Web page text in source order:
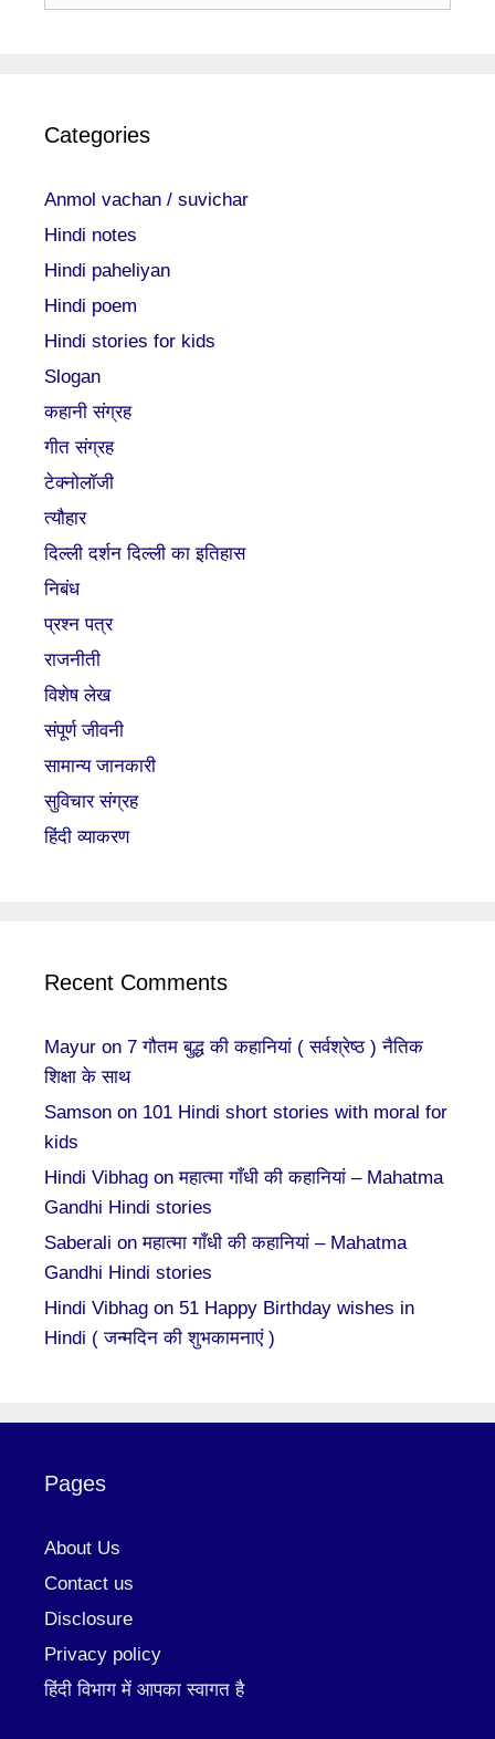
Categories
Anmol vachan / suvichar
Hindi notes
Hindi paheliyan
Hindi poem
Hindi stories for kids
Slogan
कहानी संग्रह
गीत संग्रह
टेक्नोलॉजी
त्यौहार
दिल्ली दर्शन दिल्ली का इतिहास
निबंध
प्रश्न पत्र
राजनीती
विशेष लेख
संपूर्ण जीवनी
सामान्य जानकारी
सुविचार संग्रह
हिंदी व्याकरण
Recent Comments
Mayur on 7 गौतम बुद्ध की कहानियां ( सर्वश्रेष्ठ ) नैतिक
शिक्षा के साथ
Samson on 101 Hindi short stories with moral for
kids
Hindi Vibhag onमहात्मा गाँधी की कहानियां – Mahatma
Gandhi Hindi stories
Saberali onमहात्मा गाँधी की कहानियां – Mahatma
Gandhi Hindi stories
Hindi Vibhag on 51 Happy Birthday wishes in
Hindi ( जन्मदिन की शुभकामनाएं )
Pages
About Us
Contact us
Disclosure
Privacy policy
हिंदी विभाग में आपका स्वागत है